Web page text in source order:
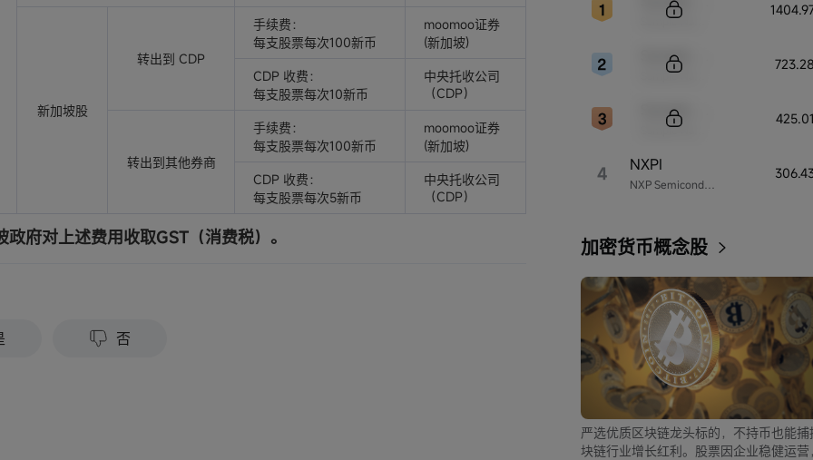
新加坡股
转出到 CDP
手续费：
每支股票每次100新币
moomoo证券
(新加坡)
CDP 收费：
每支股票每次10新币
中央托收公司
（CDP）
转出到其他券商
手续费：
每支股票每次100新币
moomoo证券
(新加坡)
CDP 收费：
每支股票每次5新币
中央托收公司
（CDP）
政府对上述费用收取GST（消费税）。
否
4 NXPI
加密货币概念股
严选优质区块链龙头标的，不持币也能捕
块链行业增长红利。股票因企业稳健运营